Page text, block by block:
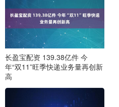
长盈宝配资 139.38亿件 今
年“双11”旺季快递业务量再创新
高